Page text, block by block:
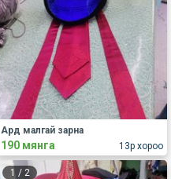
13р хороо
Ард малгай зарна
190 мянга
1 / 2